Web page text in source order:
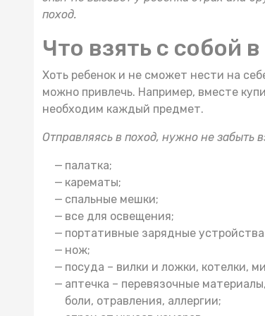
поход.
Что взять с собой
Хоть ребенок и не сможет нести на
можно привлечь. Например, вместе
необходим каждый предмет.
Отправляясь в поход, нужно не забыть
палатка;
карематы;
спальные мешки;
все для освещения;
портативные зарядные
нож;
посуда – вилки и ложки, котелки,
аптечка – перевязочные
боли, отравления, аллергии;